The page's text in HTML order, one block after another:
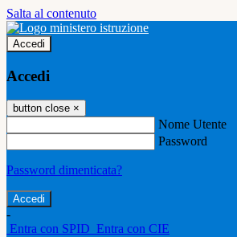
Salta al contenuto
Accedi
Accedi
button close ×
Nome Utente
Password
Password dimenticata?
-
Entra con SPID Entra con CIE